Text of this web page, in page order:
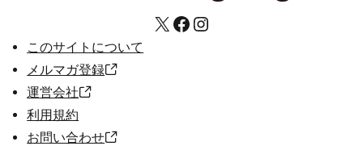
X Facebook Instagram
このサイトについて
メルマガ登録
運営会社
利用規約
お問い合わせ